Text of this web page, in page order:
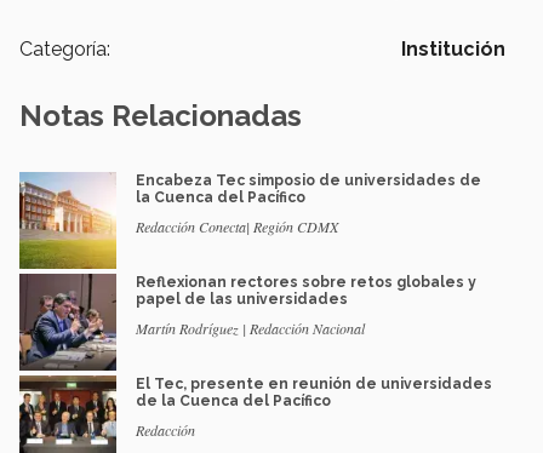
Categoría: Institución
Notas Relacionadas
Encabeza Tec simposio de universidades de
la Cuenca del Pacífico
Redacción Conecta| Región CDMX
Reflexionan rectores sobre retos globales y
papel de las universidades
Martín Rodríguez | Redacción Nacional
El Tec, presente en reunión de universidades
de la Cuenca del Pacífico
Redacción